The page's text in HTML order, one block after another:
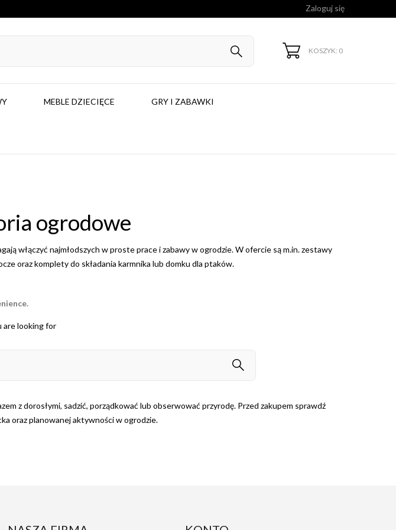
Zaloguj się
KOSZYK: 0
MEBLE DZIECIĘCE GRY I ZABAWKI
ogrodowe
włączyć najmłodszych w proste prace i zabawy w ogrodzie. W ofercie są m.in. zestawy
oraz komplety do składania karmnika lub domku dla ptaków.
are looking for
z dorosłymi, sadzić, porządkować lub obserwować przyrodę. Przed zakupem sprawdź
oraz planowanej aktywności w ogrodzie.